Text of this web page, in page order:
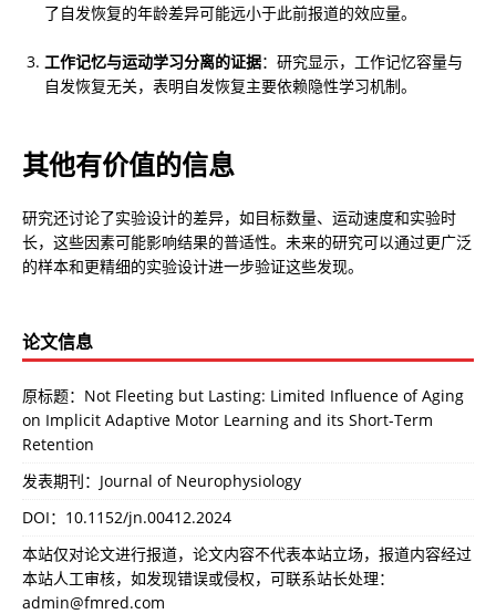
了自发恢复的年龄差异可能远小于此前报道的效应量。
工作记忆与运动学习分离的证据：研究显示，工作记忆容量与
自发恢复无关，表明自发恢复主要依赖隐性学习机制。
其他有价值的信息
研究还讨论了实验设计的差异，如目标数量、运动速度和实验时
长，这些因素可能影响结果的普适性。未来的研究可以通过更广泛
的样本和更精细的实验设计进一步验证这些发现。
论文信息
原标题：Not Fleeting but Lasting: Limited Influence of Aging
on Implicit Adaptive Motor Learning and its Short-Term
Retention
发表期刊：Journal of Neurophysiology
DOI： 10.1152/jn.00412.2024
本站仅对论文进行报道，论文内容不代表本站立场，报道内容经过
本站人工审核，如发现错误或侵权，可联系站长处理：
admin@fmred.com